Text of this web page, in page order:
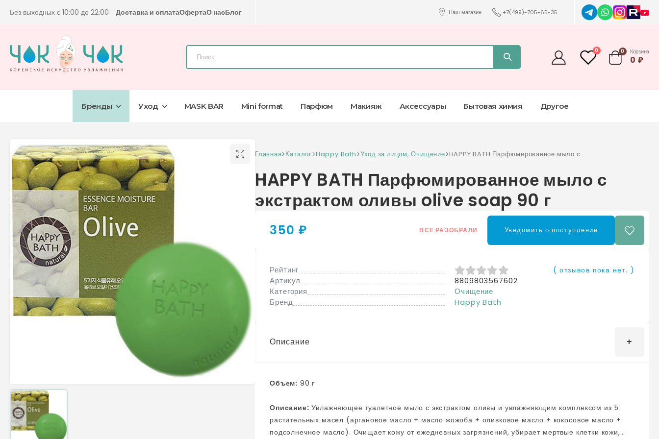
Без выходных с 10:00 до 22:00 Доставка и оплатаОфертаО насБлог Наш магазин +7(499)-705-65-35
0 0 Корзина
0 ₽
Бренды Уход MASK BAR Mini format Парфюм Макияж Аксессуары Бытовая химия Другое
Главная>Каталог>Happy Bath>Уход за лицом,Очищение>HAPPY BATH Парфюмированное мыло с
HAPPY BATH Парфюмированное мыло с
экстрактом оливы olive soap 90 г
350 ₽ ВСЕ РАЗОБРАЛИ Уведомить о поступлении
Рейтинг
0из 5
( отзывов пока нет. )
Артикул
8809803567602
Категория
Очищение
Бренд
Happy Bath
Описание
Объем: 90 г
Описание: Увлажняющее туалетное мыло с экстрактом оливы и увлажняющим комплексом из 5
растительных масел (аргановое масло + масло жожоба + оливковое масло + кокосовое масло +
подсолнечное масло). Очищает кожу от ежедневных загрязнений, убирает мертвые клетки кожи,